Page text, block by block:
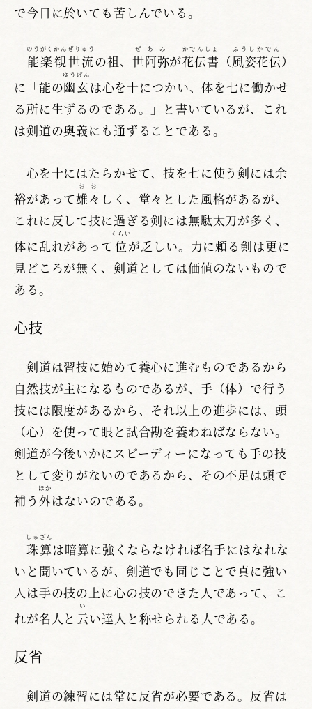
で今日に於いても苦しんでいる。
能楽観世流
のうがくかんぜりゅう
の祖、 世阿弥
ぜあみ
が花伝書
かでんしょ
（風姿花伝
ふうしかでん
）
に「能の幽玄
ゆうげん
は心を十につかい、体を七に働かせ
る所に生ずるのである。」と書いているが、これ
は剣道の奥義にも通ずることである。
心を十にはたらかせて、技を七に使う剣には余
裕があって雄々
おお
しく、堂々とした風格があるが、
これに反して技に過ぎる剣には無駄太刀が多く、
体に乱れがあって位
くらい
が乏しい。力に頼る剣は更に
見どころが無く、剣道としては価値のないもので
ある。
心技
剣道は習技に始めて養心に進むものであるから
自然技が主になるものであるが、手（体）で行う
技には限度があるから、それ以上の進歩には、頭
（心）を使って眼と試合勘を養わねばならない。
剣道が今後いかにスピーディーになっても手の技
として変りがないのであるから、その不足は頭で
補う 外
ほか
はないのである。
珠算
しゅざん
は暗算に強くならなければ名手にはなれな
いと聞いているが、剣道でも同じことで真に強い
人は手の技の上に心の技のできた人であって、こ
れが名人と 云
い
い達人と称せられる人である。
反省
剣道の練習には常に反省が必要である。反省は